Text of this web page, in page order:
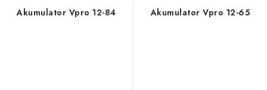
Akumulator Vpro 12-84 Akumulator Vpro 12-65